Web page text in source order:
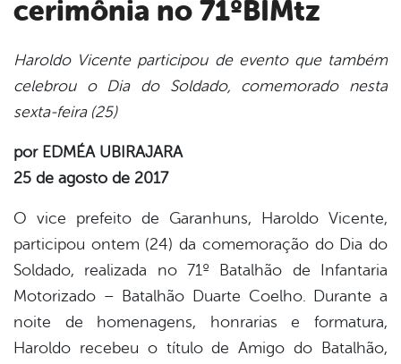
cerimônia no 71ºBIMtz
Haroldo Vicente participou de evento que também
celebrou o Dia do Soldado, comemorado nesta
sexta-feira (25)
por EDMÉA UBIRAJARA
25 de agosto de 2017
O vice prefeito de Garanhuns, Haroldo Vicente,
participou ontem (24) da comemoração do Dia do
Soldado, realizada no 71º Batalhão de Infantaria
Motorizado – Batalhão Duarte Coelho. Durante a
noite de homenagens, honrarias e formatura,
Haroldo recebeu o título de Amigo do Batalhão,